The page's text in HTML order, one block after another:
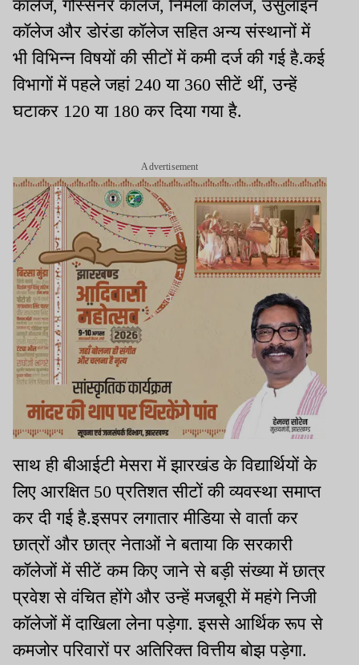
कॉलेज, गोस्सनर कॉलेज, निर्मला कॉलेज, उर्सुलाइन
कॉलेज और डोरंडा कॉलेज सहित अन्य संस्थानों में
भी विभिन्न विषयों की सीटों में कमी दर्ज की गई है.कई
विभागों में पहले जहां 240 या 360 सीटें थीं, उन्हें
घटाकर 120 या 180 कर दिया गया है.
Advertisement
साथ ही बीआईटी मेसरा में झारखंड के विद्यार्थियों के
लिए आरक्षित 50 प्रतिशत सीटों की व्यवस्था समाप्त
कर दी गई है.इसपर लगातार मीडिया से वार्ता कर
छात्रों और छात्र नेताओं ने बताया कि सरकारी
कॉलेजों में सीटें कम किए जाने से बड़ी संख्या में छात्र
प्रवेश से वंचित होंगे और उन्हें मजबूरी में महंगे निजी
कॉलेजों में दाखिला लेना पड़ेगा. इससे आर्थिक रूप से
कमजोर परिवारों पर अतिरिक्त वित्तीय बोझ पड़ेगा.